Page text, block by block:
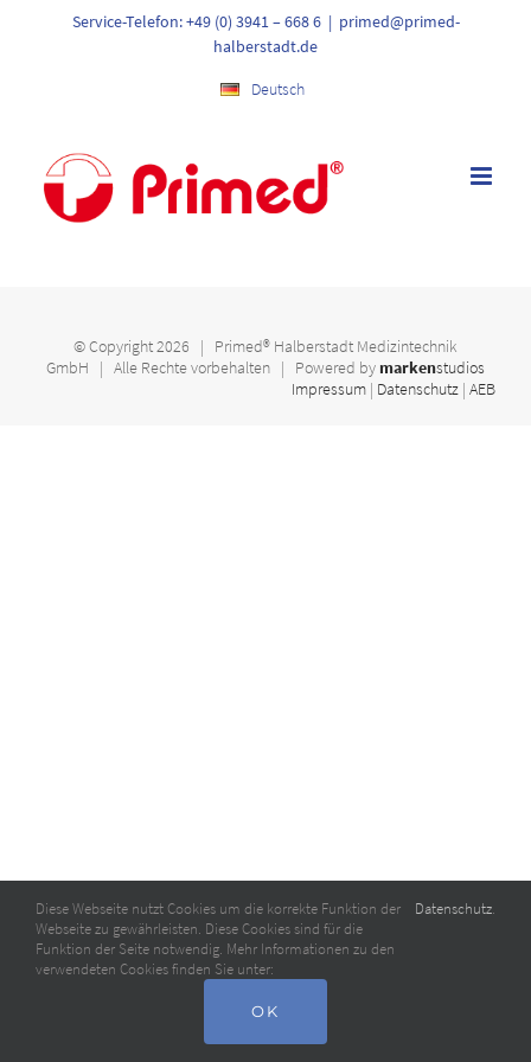
Service-Telefon: +49 (0) 3941 – 668 6 | primed@primed-
halberstadt.de
Deutsch
© Copyright2026 | Primed® Halberstadt Medizintechnik
GmbH | Alle Rechte vorbehalten | Powered by markenstudios
Impressum | Datenschutz | AEB
Diese Webseite nutzt Cookies um die korrekte Funktion der
Webseite zu gewährleisten. Diese Cookies sind für die
Funktion der Seite notwendig. Mehr Informationen zu den
verwendeten Cookies finden Sie unter:
Datenschutz.
OK